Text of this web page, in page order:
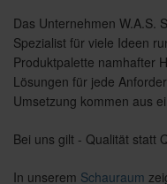
Das Unternehmen W.A.S.
Spezialist für viele Ideen
Produktpalette namhafter
Lösungen für jede
Umsetzung kommen aus
Bei uns gilt - Qualität statt
In unserem Schauraum